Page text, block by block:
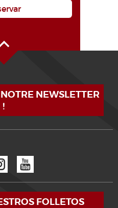
NEWSLETTER
!
FOLLETOS